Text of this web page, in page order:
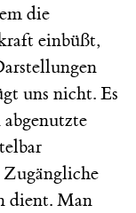
die
einbüßt,
uns nicht. Es
Zugängliche
dient. Man